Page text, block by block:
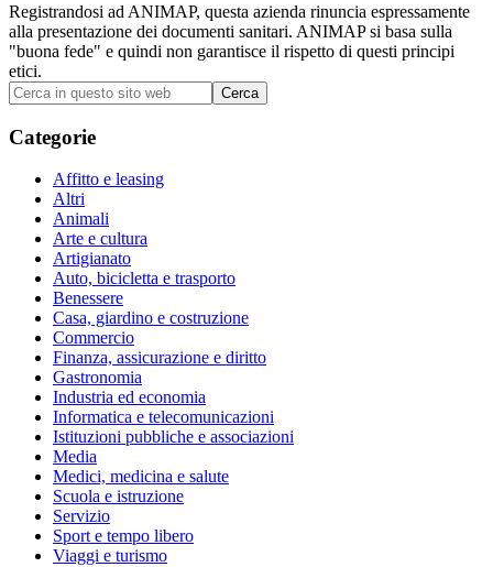
Registrandosi ad ANIMAP, questa azienda rinuncia espressamente
alla presentazione dei documenti sanitari. ANIMAP si basa sulla
"buona fede" e quindi non garantisce il rispetto di questi principi
etici.
Barra
laterale
primaria
Cerca
in
questo
sito
Categorie
Affitto e leasing
Altri
Animali
Arte e cultura
Artigianato
Auto, bicicletta e trasporto
Benessere
Casa, giardino e costruzione
Commercio
Finanza, assicurazione e diritto
Gastronomia
Industria ed economia
Informatica e telecomunicazioni
Istituzioni pubbliche e associazioni
Media
Medici, medicina e salute
Scuola e istruzione
Servizio
Sport e tempo libero
Viaggi e turismo